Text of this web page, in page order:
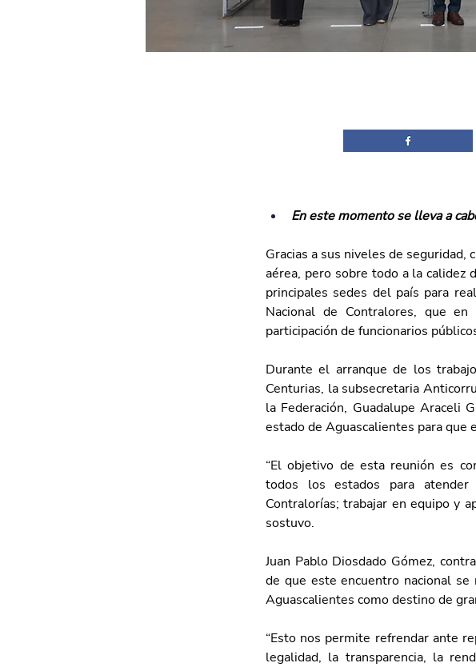
En este momento se lleva a
Gracias a sus niveles de
aérea, pero sobre todo a la calidez
principales sedes del país para
Nacional de Contralores, que
participación de funcionarios
Durante el arranque de los
Centurias, la subsecretaria
la Federación, Guadalupe Araceli
estado de Aguascalientes para que
“El objetivo de esta reunión es
todos los estados para
Contralorías; trabajar en equipo y
sostuvo.
Juan Pablo Diosdado Gómez,
de que este encuentro nacional
Aguascalientes como destino de
“Esto nos permite refrendar ante
legalidad, la transparencia, la